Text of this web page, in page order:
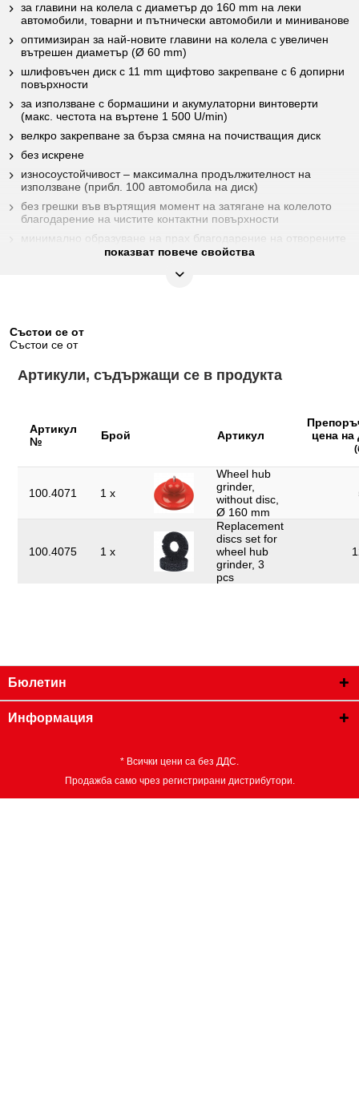
за главини на колела с диаметър до 160 mm на леки
автомобили, товарни и пътнически автомобили и миниванове
оптимизиран за най-новите главини на колела с увеличен
вътрешен диаметър (Ø 60 mm)
шлифовъчен диск с 11 mm щифтово закрепване с 6 допирни
повърхности
за използване с бормашини и акумулаторни винтоверти
(макс. честота на въртене 1 500 U/min)
велкро закрепване за бърза смяна на почистващия диск
без искрене
износоустойчивост – максимална продължителност на
използване (прибл. 100 автомобила на диск)
без грешки във въртящия момент на затягане на колелото
благодарение на чистите контактни повърхности
минимално образуване на прах благодарение на отворените
пори на шлайфащия материал и формата на шлифовъчния
Диаметър в mm: 160
Капацитет:
100 превозни средства на
Препратка към видеоклип за
употреба:
Video
с 2 резервни диска
6-стенен
Съдържание на опаковката:
макс. брой обороти в минута: 1500
показват повече свойства
Състои се от
Състои се от
Артикули, съдържащи се в продукта
Артикул
№
Брой Артикул
цена на
100.4071 1 x
Wheel hub
grinder,
without disc,
Ø 160 mm
100.4075 1 x
Replacement
discs set for
wheel hub
grinder, 3
pcs
Бюлетин
Информация
* Всички цени са без ДДС.
Продажба само чрез регистрирани дистрибутори.